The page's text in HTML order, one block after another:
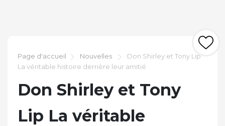
Page d'accueil Nouvelles
Don Shirley et Tony Lip
La véritable histoire derrière leur amitié
Don Shirley et Tony
Lip La véritable